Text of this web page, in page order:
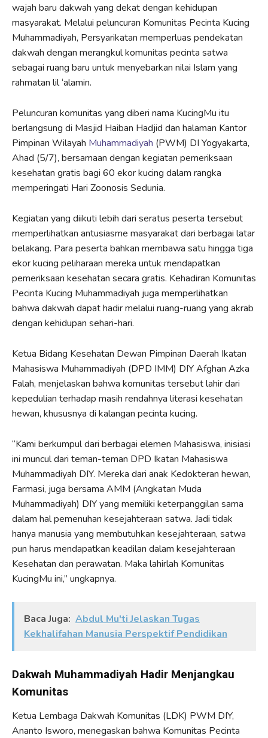
wajah baru dakwah yang dekat dengan kehidupan
masyarakat. Melalui peluncuran Komunitas Pecinta Kucing
Muhammadiyah, Persyarikatan memperluas pendekatan
dakwah dengan merangkul komunitas pecinta satwa
sebagai ruang baru untuk menyebarkan nilai Islam yang
rahmatan lil ‘alamin.
Peluncuran komunitas yang diberi nama KucingMu itu
berlangsung di Masjid Haiban Hadjid dan halaman Kantor
Pimpinan Wilayah Muhammadiyah (PWM) DI Yogyakarta,
Ahad (5/7), bersamaan dengan kegiatan pemeriksaan
kesehatan gratis bagi 60 ekor kucing dalam rangka
memperingati Hari Zoonosis Sedunia.
Kegiatan yang diikuti lebih dari seratus peserta tersebut
memperlihatkan antusiasme masyarakat dari berbagai latar
belakang. Para peserta bahkan membawa satu hingga tiga
ekor kucing peliharaan mereka untuk mendapatkan
pemeriksaan kesehatan secara gratis. Kehadiran Komunitas
Pecinta Kucing Muhammadiyah juga memperlihatkan
bahwa dakwah dapat hadir melalui ruang-ruang yang akrab
dengan kehidupan sehari-hari.
Ketua Bidang Kesehatan Dewan Pimpinan Daerah Ikatan
Mahasiswa Muhammadiyah (DPD IMM) DIY Afghan Azka
Falah, menjelaskan bahwa komunitas tersebut lahir dari
kepedulian terhadap masih rendahnya literasi kesehatan
hewan, khususnya di kalangan pecinta kucing.
“Kami berkumpul dari berbagai elemen Mahasiswa, inisiasi
ini muncul dari teman-teman DPD Ikatan Mahasiswa
Muhammadiyah DIY. Mereka dari anak Kedokteran hewan,
Farmasi, juga bersama AMM (Angkatan Muda
Muhammadiyah) DIY yang memiliki keterpanggilan sama
dalam hal pemenuhan kesejahteraan satwa. Jadi tidak
hanya manusia yang membutuhkan kesejahteraan, satwa
pun harus mendapatkan keadilan dalam kesejahteraan
Kesehatan dan perawatan. Maka lahirlah Komunitas
KucingMu ini,” ungkapnya.
Baca Juga: Abdul Mu'ti Jelaskan Tugas
Kekhalifahan Manusia Perspektif Pendidikan
Dakwah Muhammadiyah Hadir Menjangkau
Komunitas
Ketua Lembaga Dakwah Komunitas (LDK) PWM DIY,
Ananto Isworo, menegaskan bahwa Komunitas Pecinta